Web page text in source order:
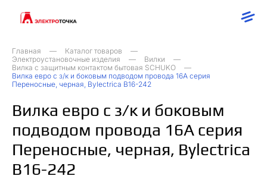
Главная
Каталог товаров
Электроустановочные изделия
Вилки
Вилка с защитным контактом бытовая SCHUKO
Вилка евро с з/к и боковым подводом провода 16А серия
Переносные, черная, Bylectrica В16-242
Вилка евро с з/к и боковым
подводом провода 16А серия
Переносные, черная, Bylectrica
В16-242